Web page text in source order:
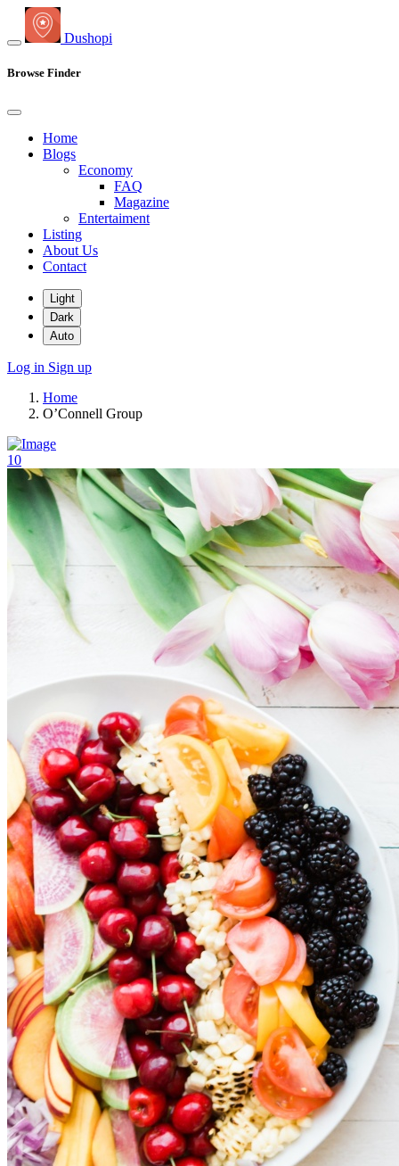
Dushopi
Browse Finder
Home
Blogs
Economy
FAQ
Magazine
Entertaiment
Listing
About Us
Contact
Light
Dark
Auto
Log in Sign up
Home
O’Connell Group
10